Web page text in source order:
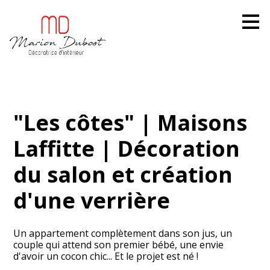
contenu
principal
"Les côtes" | Maisons
Laffitte | Décoration
du salon et création
d'une verrière
Un appartement complètement dans son jus, un
couple qui attend son premier bébé, une envie
d'avoir un cocon chic... Et le projet est né !